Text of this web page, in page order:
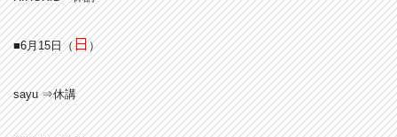
■6月15日（日）
sayu ⇒休講